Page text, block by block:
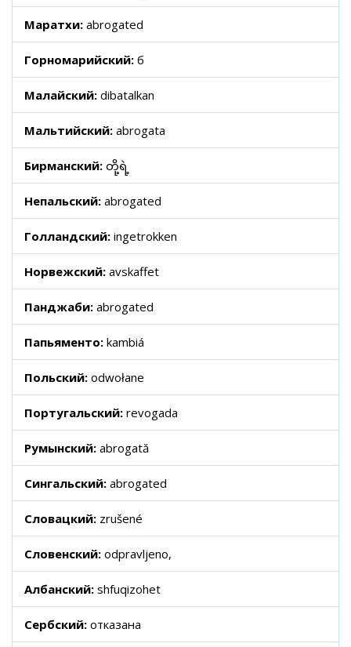
Маратхи: abrogated
Горномарийский: б
Малайский: dibatalkan
Мальтийский: abrogata
Бирманский: တို့ရဲ့
Непальский: abrogated
Голландский: ingetrokken
Норвежский: avskaffet
Панджаби: abrogated
Папьяменто: kambiá
Польский: odwołane
Португальский: revogada
Румынский: abrogată
Сингальский: abrogated
Словацкий: zrušené
Словенский: odpravljeno,
Албанский: shfuqizohet
Сербский: отказана